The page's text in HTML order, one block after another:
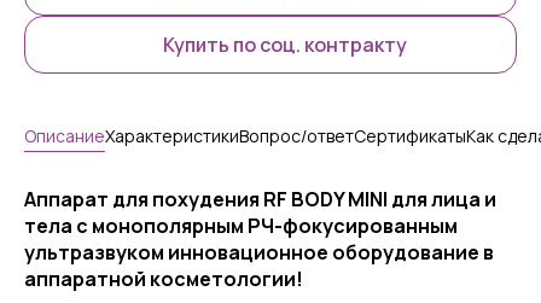
Купить по соц. контракту
ОписаниеХарактеристикиВопрос/ответСертификатыКак
Аппарат для похудения RF BODY MINI для лица и
тела с монополярным РЧ-фокусированным
ультразвуком инновационное оборудование в
аппаратной косметологии!